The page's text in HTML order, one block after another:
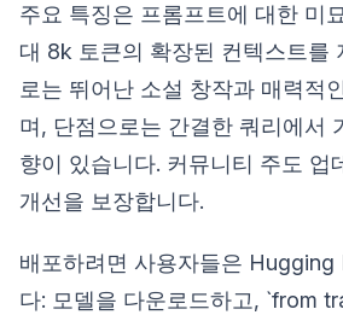
주요 특징은 프롬프트에 대한 미
대 8k 토큰의 확장된 컨텍스트를
로는 뛰어난 소설 창작과 매력적
며, 단점으로는 간결한 쿼리에서
향이 있습니다. 커뮤니티 주도 업
개선을 보장합니다.
배포하려면 사용자들은 Hugging
다: 모델을 다운로드하고, `from